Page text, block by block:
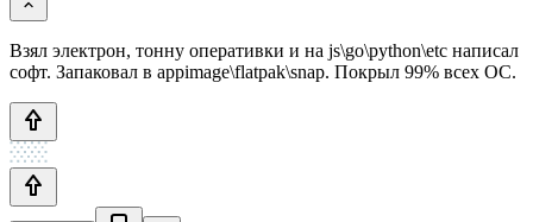
Взял электрон, тонну оперативки и на js\go\python\etc написал
софт. Запаковал в appimage\flatpak\snap. Покрыл 99% всех ОС.